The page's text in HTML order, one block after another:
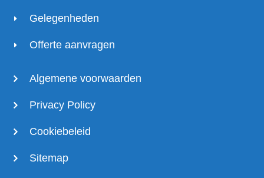
Gelegenheden
Offerte aanvragen
Algemene voorwaarden
Privacy Policy
Cookiebeleid
Sitemap